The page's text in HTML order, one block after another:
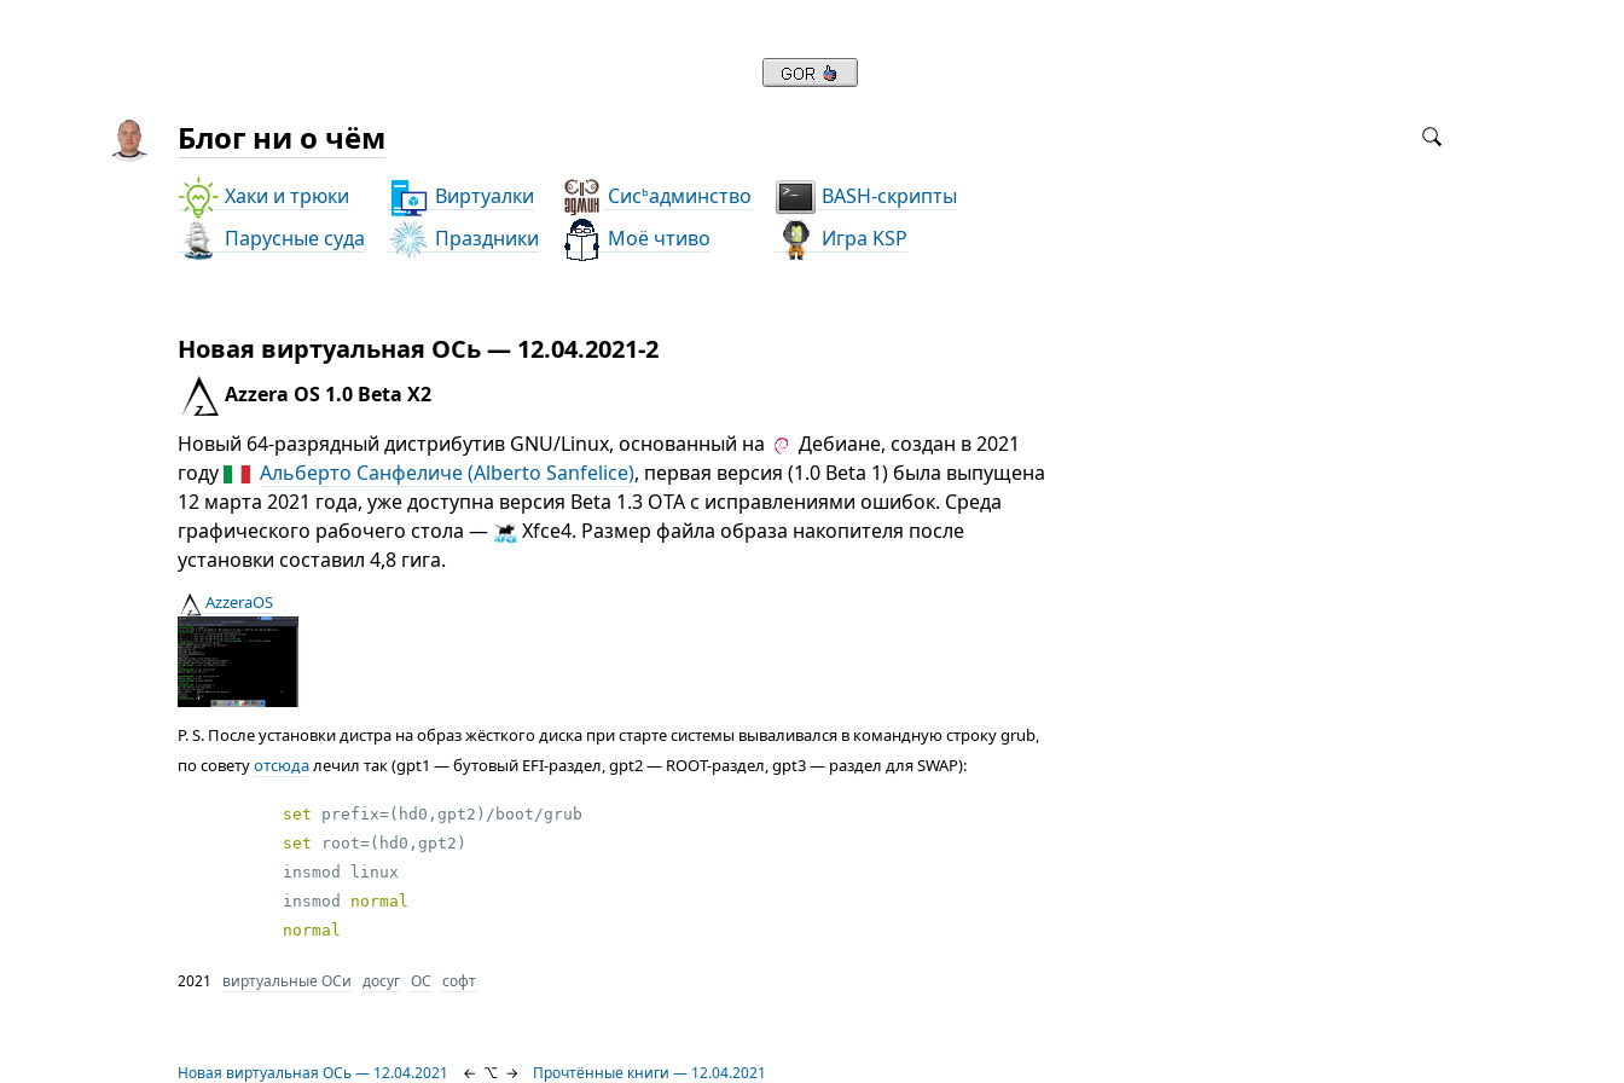
Блог ни о чём
Хаки и трюки Виртуалки Сисьадминство
BASH-скрипты
Парусные суда
Праздники Моё чтиво Игра KSP
Новая виртуальная ОСь — 12.04.2021-2
Azzera OS 1.0 Beta X2
Новый 64-разрядный дистрибутив GNU/Linux, основанный на
Дебиане, создан в 2021
году
Альберто Санфеличе (Alberto Sanfelice), первая версия (1.0 Beta 1) была выпущена
12 марта 2021 года, уже доступна версия Beta 1.3 OTA с исправлениями ошибок. Среда
графического рабочего стола —
Xfce4. Размер файла образа накопителя после
установки составил 4,8 гига.
AzzeraOS
P. S. После установки дистра на образ жёсткого диска при старте системы вываливался в командную строку grub,
по советуотсюдалечил так (gpt1 — бутовый EFI-раздел, gpt2 — ROOT-раздел, gpt3 — раздел для SWAP):
set
set root=(hd0,gpt2)
insmod linux
insmod normal
normal
2021 виртуальные ОСи досуг ОС софт
Новая виртуальная ОСь — 12.04.2021 ← ⌥ → Прочтённые книги — 12.04.2021